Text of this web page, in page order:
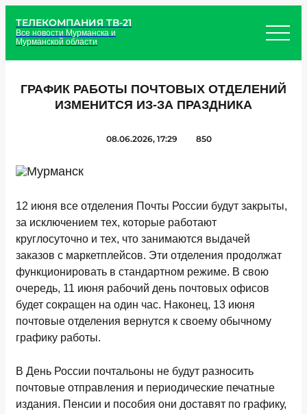
ТЕЛЕКОМПАНИЯ ТВ-21
Все новости Мурманска и
Мурманской области
ГРАФИК РАБОТЫ ПОЧТОВЫХ ОТДЕЛЕНИЙ
ИЗМЕНИТСЯ ИЗ-ЗА ПРАЗДНИКА
08.06.2026, 17:29 850
12 июня все отделения Почты России будут закрыты,
за исключением тех, которые работают
круглосуточно и тех, что занимаются выдачей
заказов с маркетплейсов. Эти отделения продолжат
функционировать в стандартном режиме. В свою
очередь, 11 июня рабочий день почтовых офисов
будет сокращен на один час. Наконец, 13 июня
почтовые отделения вернутся к своему обычному
графику работы.
В День России почтальоны не будут разносить
почтовые отправления и периодические печатные
издания. Пенсии и пособия они доставят по графику,